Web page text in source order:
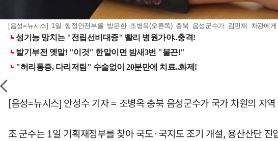
[음성=뉴시스] 1일 행정안전부를 방문한 조병옥(오른쪽) 충북 음성군수가 김민재 차관
[음성=뉴시스] 안성수 기자 = 조병옥 충북 음성군수가 국가 차원의 지
조 군수는 1일 기획재정부를 찾아 국도·국지도 조기 개설, 용산산단